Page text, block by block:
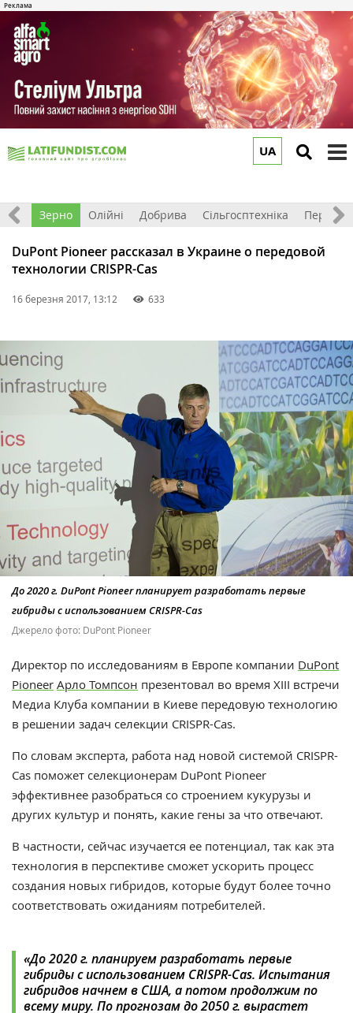
UA
Світ Зерно Олійні Добрива Сільгосптехніка
DuPont Pioneer рассказал в Украине о передовой
технологии CRISPR-Cas
16 березня 2017, 13:12 633
До 2020 г. DuPont Pioneer планирует разработать первые
гибриды с использованием CRISPR-Cas
Джерело фото: DuPont Pioneer
Директор по исследованиям в Европе компании DuPont
Pioneer Арло Томпсон презентовал во время XIII встречи
Медиа Клуба компании в Киеве передовую технологию
в решении задач селекции CRISPR-Cas.
По словам эксперта, работа над новой системой CRISPR-
Cas поможет селекционерам DuPont Pioneer
эффективнее разобраться со строением кукурузы и
других культур и понять, какие гены за что отвечают.
В частности, сейчас изучается ее потенциал, так как эта
технология в перспективе сможет ускорить процесс
создания новых гибридов, которые будут более точно
соответствовать ожиданиям потребителей.
«До 2020 г. планируем разработать первые
гибриды с использованием CRISPR-Cas. Испытания
гибридов начнем в США, а потом продолжим по
всему миру. По прогнозам до 2050 г. вырастет